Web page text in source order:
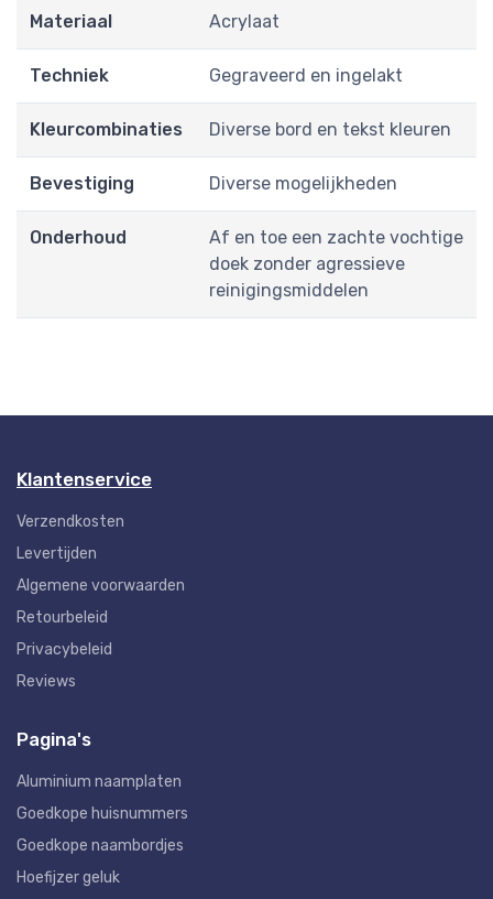
Materiaal Acrylaat
Techniek Gegraveerd en ingelakt
Kleurcombinaties Diverse bord en tekst kleuren
Bevestiging Diverse mogelijkheden
Onderhoud
Af en toe een zachte vochtige
doek zonder agressieve
reinigingsmiddelen
Klantenservice
Verzendkosten
Levertijden
Algemene voorwaarden
Retourbeleid
Privacybeleid
Reviews
Pagina's
Aluminium naamplaten
Goedkope huisnummers
Goedkope naambordjes
Hoefijzer geluk